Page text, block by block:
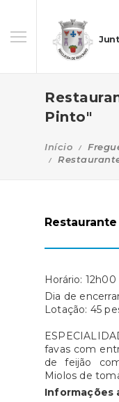
Pinto"
Início
Horário:
Dia de
Lotação: 45
favas com
de feijão
Miolos de
Informações